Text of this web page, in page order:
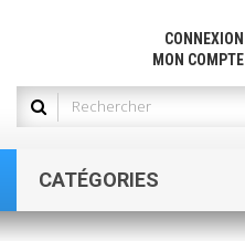
CONNEXION
MON COMPTE
CATÉGORIES